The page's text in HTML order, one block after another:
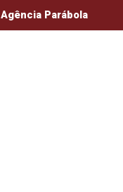
Agência Parábola